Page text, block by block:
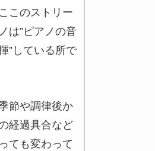
このストリー
は”ピアノの音
”している所で
節や調律後か
経過具合など
ても変わって